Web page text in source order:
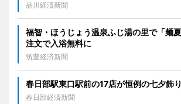
品川経済新聞
福智・ほうじょう温泉ふじ湯の里で「
注文で入浴無料に
筑豊経済新聞
春日部駅東口駅前の17店が恒例の七夕
春日部経済新聞